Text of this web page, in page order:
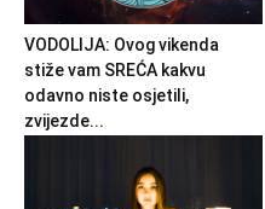
VODOLIJA: Ovog vikenda
stiže vam SREĆA kakvu
odavno niste osjetili,
zvijezde...